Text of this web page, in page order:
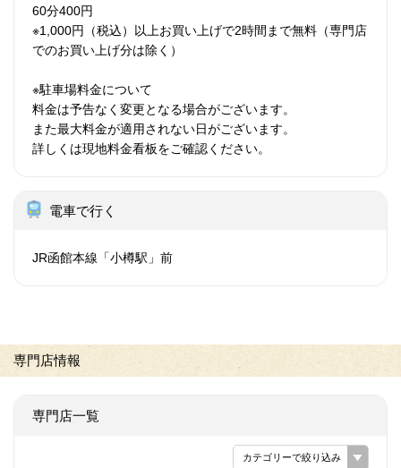
60分400円
※1,000円（税込）以上お買い上げで2時間まで無料（専門店
でのお買い上げ分は除く）
※駐車場料金について
料金は予告なく変更となる場合がございます。
また最大料金が適用されない日がございます。
詳しくは現地料金看板をご確認ください。
電車で行く
JR函館本線「小樽駅」前
専門店情報
専門店一覧
カテゴリーで絞り込み